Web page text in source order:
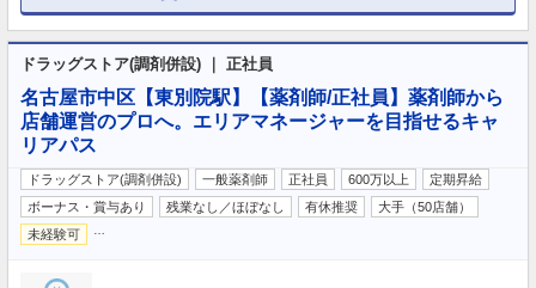
ドラッグストア(調剤併設) ｜ 正社員
名古屋市中区【東別院駅】【薬剤師/正社員】薬剤師から
店舗運営のプロへ。エリアマネージャーを目指せるキャ
リアパス
ドラッグストア(調剤併設) 一般薬剤師 正社員 600万以上
定期昇給
ボーナス・賞与あり
残業なし／ほぼなし 有休推奨
大手（50店舗）
未経験可